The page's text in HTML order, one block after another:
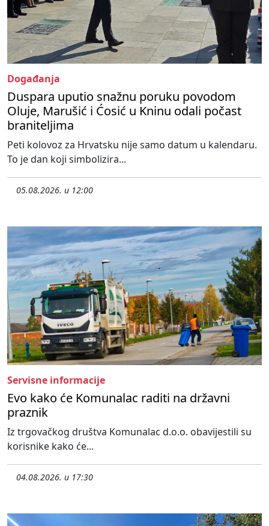
Događanja
Duspara uputio snažnu poruku povodom
Oluje, Marušić i Ćosić u Kninu odali počast
braniteljima
Peti kolovoz za Hrvatsku nije samo datum u kalendaru.
To je dan koji simbolizira...
05.08.2026. u 12:00
Servisne informacije
Evo kako će Komunalac raditi na državni
praznik
Iz trgovačkog društva Komunalac d.o.o. obavijestili su
korisnike kako će...
04.08.2026. u 17:30